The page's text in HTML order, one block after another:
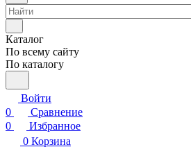
Каталог
По всему сайту
По каталогу
Войти
0
Сравнение
0
Избранное
0 Корзина